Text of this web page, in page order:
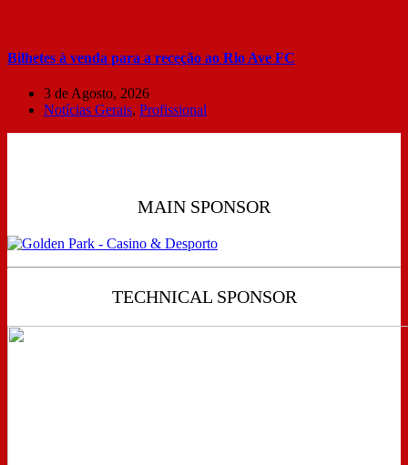
Bilhetes à venda para a receção ao Rio Ave FC
3 de Agosto, 2026
Notícias Gerais, Profissional
MAIN SPONSOR
TECHNICAL SPONSOR